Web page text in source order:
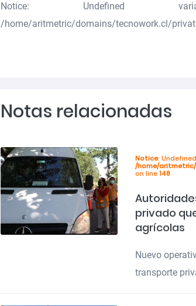
Notice: Undefined
/home/aritmetric/domains/tecnowork.cl/
Notas relacionadas
Notice:
/home/
on line148
privado
agrícolas
Nuevo
transporte